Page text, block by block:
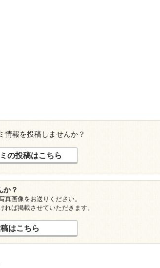
情報を投稿しませんか？
の投稿はこちら
か？
画像をお送りください。
ば掲載させていただきます。
はこちら